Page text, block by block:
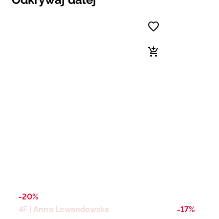
-20%
4F | Anna Lewandowska
-17%